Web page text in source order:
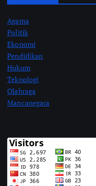
Agama
Politik
Ekonomi
Pendidikan
Hukum
Teknologi
Olahraga
Mancanegara